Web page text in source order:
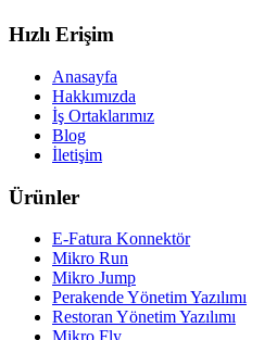
Hızlı Erişim
Anasayfa
Hakkımızda
İş Ortaklarımız
Blog
İletişim
Ürünler
E-Fatura Konnektör
Mikro Run
Mikro Jump
Perakende Yönetim Yazılımı
Restoran Yönetim Yazılımı